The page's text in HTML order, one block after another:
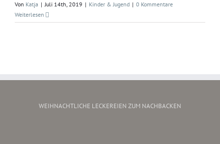
Von Katja | Juli 14th, 2019 | Kinder & Jugend | 0 Kommentare
Weiterlesen
WEIHNACHTLICHE LECKEREIEN ZUM NACHBACKEN